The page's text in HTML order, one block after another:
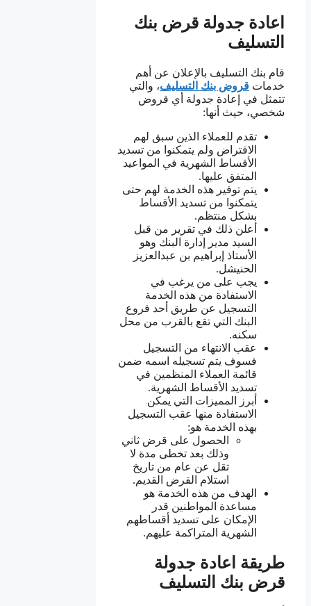
اعادة جدولة قرض بنك
التسليف
قام بنك التسليف بالإعلان عن أهم
خدمات قروض بنك التسليف، والتي
تتمثل في إعادة جدولة أي قروض
شخصي، حيث أنها:
تقدم للعملاء الذين سبق لهم
الاقتراض ولم يتمكنوا من تسديد
الأقساط الشهرية في المواعيد
المتفق عليها.
يتم توفير هذه الخدمة لهم حتى
يتمكنوا من تسديد الأقساط
بشكل منتظم.
أعلن ذلك في تقرير من قبل
السيد مدير إدارة البنك وهو
الأستاذ إبراهيم بن عبدالعزيز
الحنيشل.
يجب على من يرغب في
الاستفادة من هذه الخدمة
التسجيل عن طريق أحد فروع
البنك التي تقع بالقرب من محل
سكنه.
عقب الانتهاء من التسجيل
فسوف يتم تسجيله اسمه ضمن
قائمة العملاء المنظمين في
تسديد الأقساط الشهرية.
أبرز المميزات التي يمكن
الاستفادة منها عقب التسجيل
بهذه الخدمة هو:
الحصول على قرض ثاني
وذلك بعد تخطى مدة لا
تقل عن عام من تاريخ
استلام القرض القديم.
الهدف من هذه الخدمة هو
مساعدة المواطنين قدر
الإمكان على تسديد أقساطهم
الشهرية المتراكمة عليهم.
طريقة اعادة جدولة
قرض بنك التسليف